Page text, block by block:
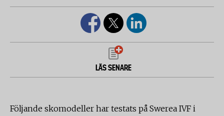
LÄS SENARE
Följande skomodeller har testats på Swerea IVF i